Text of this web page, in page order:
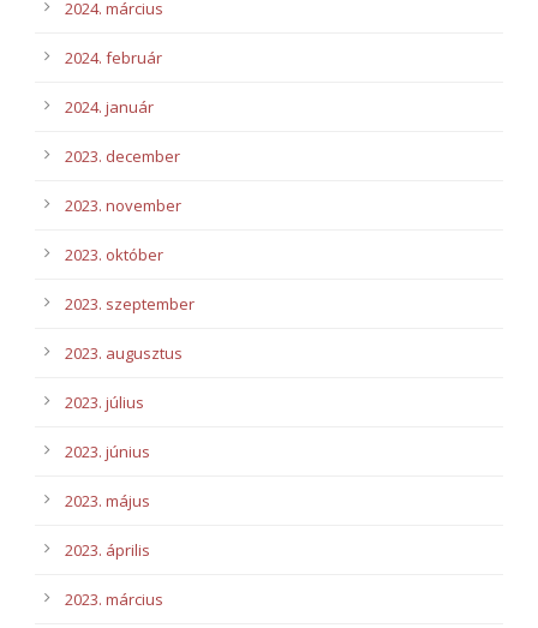
2024. március
2024. február
2024. január
2023. december
2023. november
2023. október
2023. szeptember
2023. augusztus
2023. július
2023. június
2023. május
2023. április
2023. március